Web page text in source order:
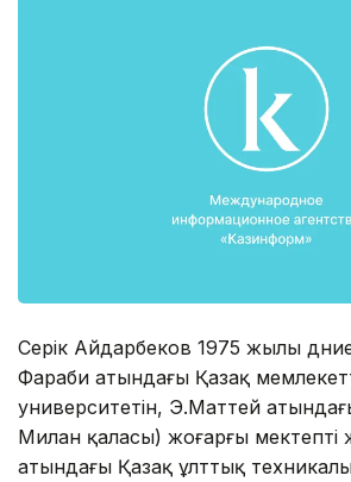
Серік Айдарбеков 1975 жылы
Фараби атындағы Қазақ
университетін, Э.Маттей
Милан қаласы) жоғарғы мектепті
атындағы Қазақ ұлттық